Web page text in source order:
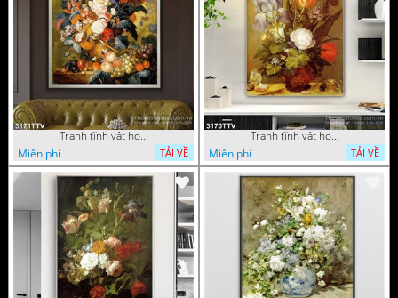
Tranh tĩnh vật hoa quả sơn dầu đẹp
Miễn phí
TẢI VỀ
Tranh tĩnh vật hoa quả sơn dầu độc đáo
Miễn phí
TẢI VỀ